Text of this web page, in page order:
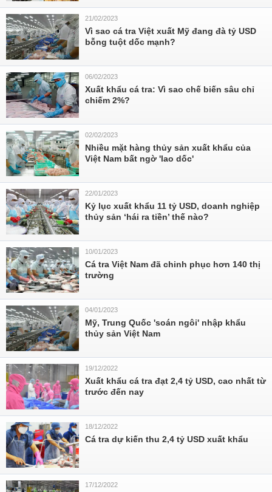
21/02/2023
Vì sao cá tra Việt xuất Mỹ đang đà tỷ USD
bỗng tuột dốc mạnh?
06/02/2023
Xuất khẩu cá tra: Vì sao chế biến sâu chỉ
chiếm 2%?
02/02/2023
Nhiều mặt hàng thủy sản xuất khẩu của
Việt Nam bất ngờ 'lao dốc'
22/01/2023
Kỷ lục xuất khẩu 11 tỷ USD, doanh nghiệp
thủy sản ‘hái ra tiền’ thế nào?
10/01/2023
Cá tra Việt Nam đã chinh phục hơn 140 thị
trường
04/01/2023
Mỹ, Trung Quốc 'soán ngôi' nhập khẩu
thủy sản Việt Nam
19/12/2022
Xuất khẩu cá tra đạt 2,4 tỷ USD, cao nhất từ
trước đến nay
18/12/2022
Cá tra dự kiến thu 2,4 tỷ USD xuất khẩu
17/12/2022